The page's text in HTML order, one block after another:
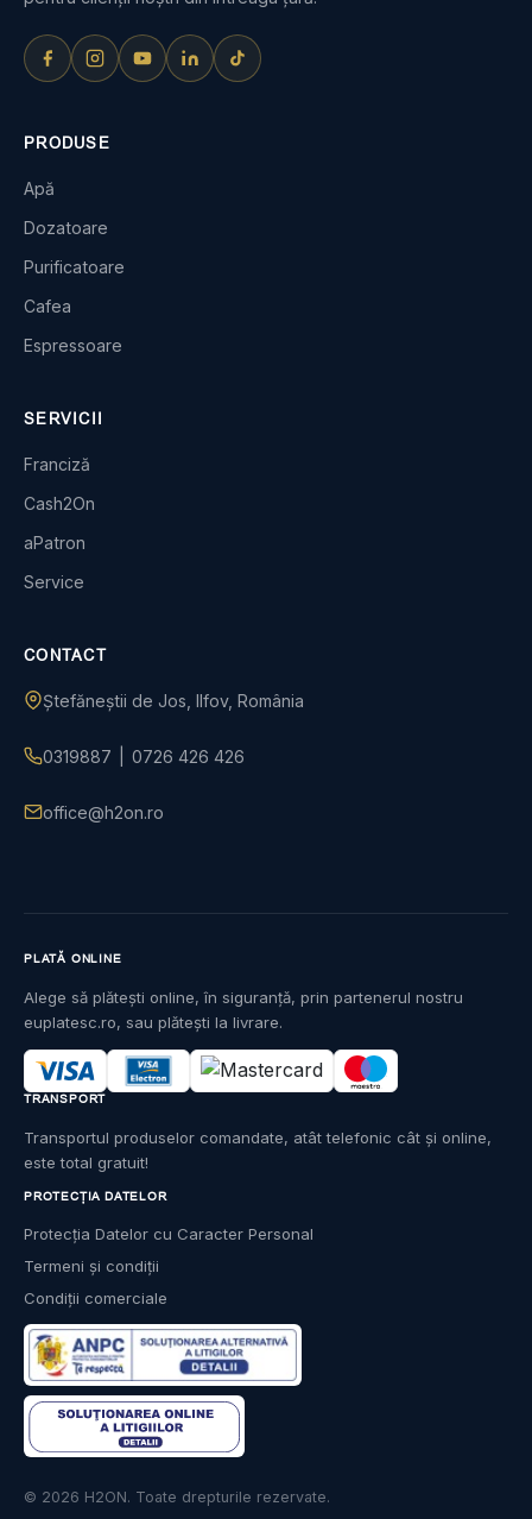
PRODUSE
Apă
Dozatoare
Purificatoare
Cafea
Espressoare
SERVICII
Franciză
Cash2On
aPatron
Service
CONTACT
Ștefăneștii de Jos, Ilfov, România
0319887 0726 426 426
office@h2on.ro
PROTECȚIA DATELOR
Protecția Datelor cu Caracter Personal
Termeni și condiții
Condiții comerciale
© 2026 H2ON. Toate drepturile rezervate.
PLATĂ ONLINE
Alege să plătești online, în siguranță, prin partenerul nostru
euplatesc.ro, sau plătești la livrare.
TRANSPORT
Transportul produselor comandate, atât telefonic cât și online,
este total gratuit!